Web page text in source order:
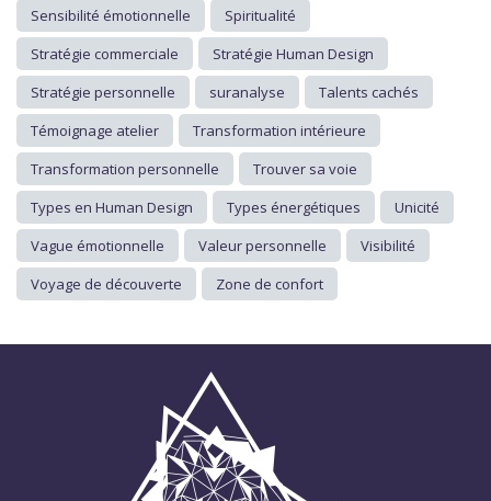
Sensibilité émotionnelle
Spiritualité
Stratégie commerciale
Stratégie Human Design
Stratégie personnelle
suranalyse
Talents cachés
Témoignage atelier
Transformation intérieure
Transformation personnelle
Trouver sa voie
Types en Human Design
Types énergétiques
Unicité
Vague émotionnelle
Valeur personnelle
Visibilité
Voyage de découverte
Zone de confort